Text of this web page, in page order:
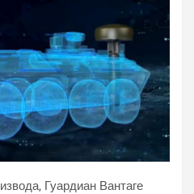
Гуардиан Вантаге